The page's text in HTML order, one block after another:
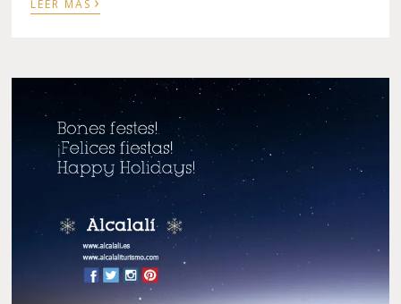
LEER MÁS